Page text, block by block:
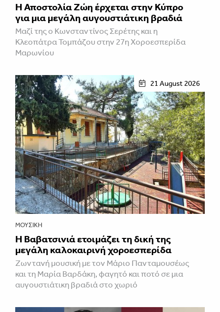
Η Αποστολία Ζώη έρχεται στην Κύπρο
για μια μεγάλη αυγουστιάτικη βραδιά
Μαζί της ο Κωνσταντίνος Σερέτης και η
Κλεοπάτρα Τομπάζου στην 27η Χοροεσπερίδα
Μαρωνίου
21 August 2026
ΜΟΥΣΙΚΉ
Η Βαβατσινιά ετοιμάζει τη δική της
μεγάλη καλοκαιρινή χοροεσπερίδα
Ζωντανή μουσική με τον Μάριο Πανταμουσέως
και τη Μαρία Βαρδάκη, φαγητό και ποτό σε μια
αυγουστιάτικη βραδιά στο χωριό